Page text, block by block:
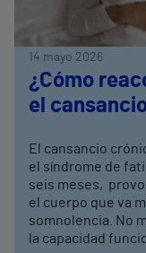
14 mayo 2026
¿Cómo
el
El cansancio
el síndrome de
seis meses,
el cuerpo que va
somnolencia. No
la capacidad